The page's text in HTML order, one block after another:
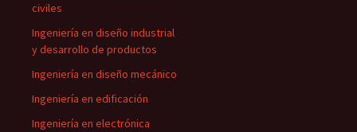
civiles
Ingeniería en diseño industrial
y desarrollo de productos
Ingeniería en diseño mecánico
Ingeniería en edificación
Ingeniería en electrónica